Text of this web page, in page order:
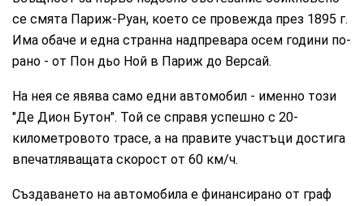
се смята Париж-Руан, което се провежда през 1895 г.
Има обаче и една странна надпревара осем години по-
рано - от Пон дьо Ной в Париж до Версай.
На нея се явява само едни автомобил - именно този
"Де Дион Бутон". Той се справя успешно с 20-
километровото трасе, а на правите участъци достига
впечатляващата скорост от 60 км/ч.
Създаването на автомобила е финансирано от граф